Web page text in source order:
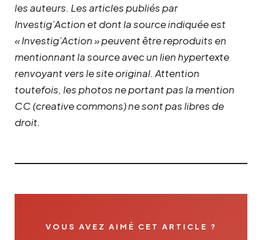
les auteurs. Les articles publiés par
Investig’Action et dont la source indiquée est
« Investig’Action » peuvent être reproduits en
mentionnant la source avec un lien hypertexte
renvoyant vers le site original. Attention
toutefois, les photos ne portant pas la mention
CC (creative commons) ne sont pas libres de
droit.
VOUS AVEZ AIMÉ CET ARTICLE ?